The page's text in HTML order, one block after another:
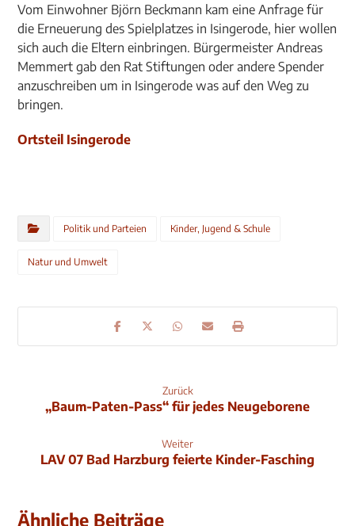
Vom Einwohner Björn Beckmann kam eine Anfrage für
die Erneuerung des Spielplatzes in Isingerode, hier wollen
sich auch die Eltern einbringen. Bürgermeister Andreas
Memmert gab den Rat Stiftungen oder andere Spender
anzuschreiben um in Isingerode was auf den Weg zu
bringen.
Ortsteil Isingerode
Politik und Parteien Kinder, Jugend & Schule
Natur und Umwelt
Zurück
„Baum-Paten-Pass“ für jedes Neugeborene
Weiter
LAV 07 Bad Harzburg feierte Kinder-Fasching
Ähnliche Beiträge